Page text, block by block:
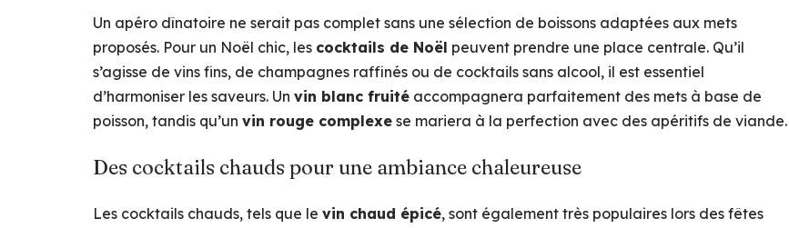
Un apéro dînatoire ne serait pas complet sans une sélection de boissons adaptées aux mets
proposés. Pour un Noël chic, les cocktails de Noël peuvent prendre une place centrale. Qu’il
s’agisse de vins fins, de champagnes raffinés ou de cocktails sans alcool, il est essentiel
d’harmoniser les saveurs. Un vin blanc fruité accompagnera parfaitement des mets à base de
poisson, tandis qu’un vin rouge complexe se mariera à la perfection avec des apéritifs de viande.
Des cocktails chauds pour une ambiance chaleureuse
Les cocktails chauds, tels que le vin chaud épicé, sont également très populaires lors des fêtes